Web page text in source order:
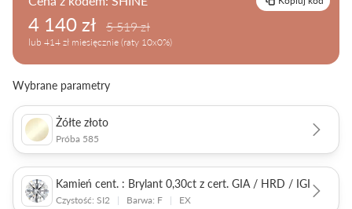
4 140 zł 5 519 zł
lub 414 zł miesięcznie (raty 10x0%)
Wybrane parametry
Żółte złoto
Próba 585
Kamień cent. : Brylant 0,30ct z cert. GIA / HRD / IGI
Czystość: SI2 | Barwa: F | EX